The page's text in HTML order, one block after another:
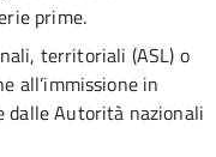
prime.
territoriali (ASL) o
all’immissione in
dalle Autorità nazionali